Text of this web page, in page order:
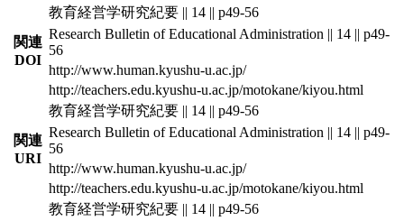
関連
DOI
教育経営学研究紀要 || 14 || p49-56
Research Bulletin of Educational Administration || 14 || p49-
56
http://www.human.kyushu-u.ac.jp/
http://teachers.edu.kyushu-u.ac.jp/motokane/kiyou.html
関連
URI
教育経営学研究紀要 || 14 || p49-56
Research Bulletin of Educational Administration || 14 || p49-
56
http://www.human.kyushu-u.ac.jp/
http://teachers.edu.kyushu-u.ac.jp/motokane/kiyou.html
教育経営学研究紀要 || 14 || p49-56